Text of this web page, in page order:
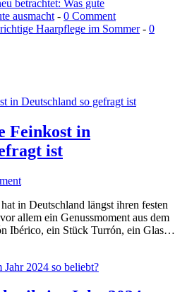
betrachtet: Was gute
ausmacht - 0 Comment
Haarpflege im Sommer- 0
Feinkost in
ist
in Deutschland längst ihren festen
allem ein Genussmoment aus dem
Ibérico, ein Stück Turrón, ein Glas…